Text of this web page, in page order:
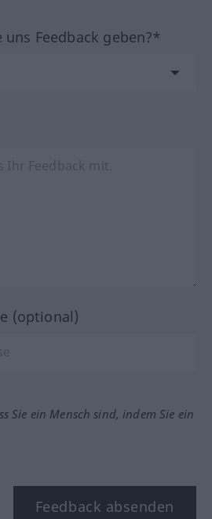
Feedback geben?*
(optional)
Sie ein Mensch sind, indem Sie ein
Feedback absenden